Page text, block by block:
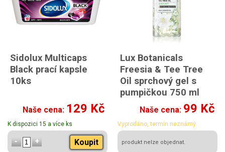
Sidolux Multicaps
Black prací kapsle
10ks
Naše cena: 129 Kč
K dispozici 15 a více ks
Koupit
Lux Botanicals
Freesia & Tee Tree
Oil sprchový gel s
pumpičkou 750 ml
Naše cena: 99 Kč
Vyprodáno, termín neznámý
produkt nelze objednat.